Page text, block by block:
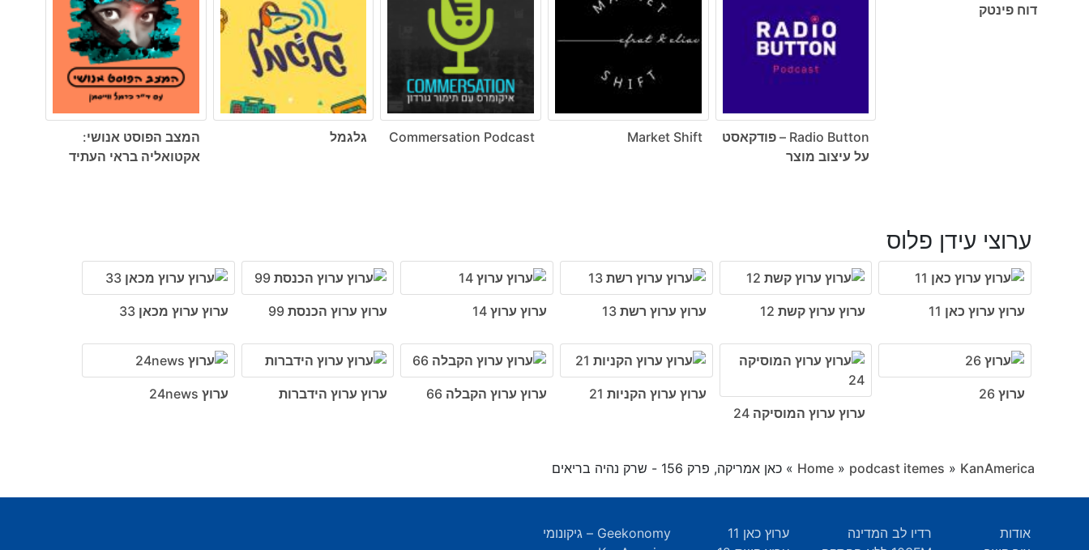
דוח פינטק
Radio Button – פודקאסט
על עיצוב מוצר
Market Shift
Commersation Podcast גלגמל
המצב הפוסט אנושי:
אקטואליה בראי העתיד
ערוצי עידן פלוס
ערוץ ערוץ כאן 11 ערוץ ערוץ קשת 12 ערוץ ערוץ רשת 13 ערוץ ערוץ 14 ערוץ ערוץ הכנסת 99 ערוץ ערוץ מכאן 33
ערוץ 26
ערוץ ערוץ המוסיקה 24
ערוץ ערוץ הקניות 21 ערוץ ערוץ הקבלה 66 ערוץ ערוץ הידברות ערוץ 24news
Home » podcast itemes » KanAmerica
» כאן אמריקה, פרק 156 - שרק נהיה בריאים
אודות
רדיו לב המדינה
ערוץ כאן 11
Geekonomy – גיקונומי